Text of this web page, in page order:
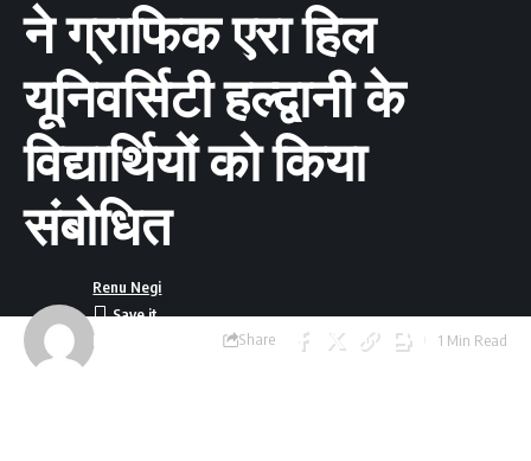
ने ग्राफिक एरा हिल
यूनिवर्सिटी हल्द्वानी के
विद्यार्थियों को किया
संबोधित
Last updated:
Renu Negi
Share 1 Min Read